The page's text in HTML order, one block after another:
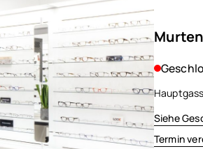
Murten
Siehe
Termin